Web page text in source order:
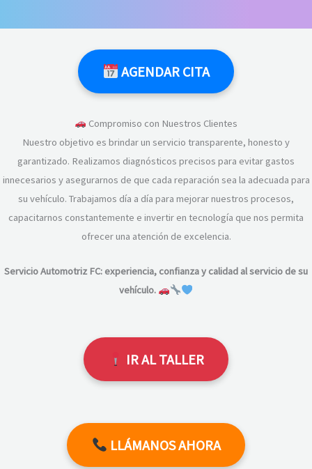
AGENDAR CITA
Compromiso con Nuestros Clientes
Nuestro objetivo es brindar un servicio transparente, honesto y
garantizado. Realizamos diagnósticos precisos para evitar gastos
innecesarios y asegurarnos de que cada reparación sea la adecuada para
su vehículo. Trabajamos día a día para mejorar nuestros procesos,
capacitarnos constantemente e invertir en tecnología que nos permita
ofrecer una atención de excelencia.
Servicio Automotriz FC: experiencia, confianza y calidad al servicio de su
vehículo.
IR AL TALLER
LLÁMANOS AHORA